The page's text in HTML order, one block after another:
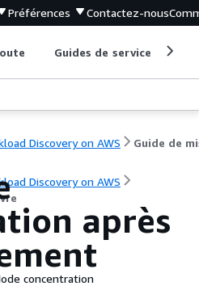
Préférences Contactez-nous
Guides de service
Discovery on AWS
Discovery on AWS
après
concentration